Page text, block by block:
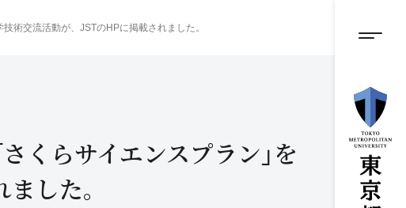
ン
ン
ツ
に
ス
キ
ッ
プ
メニ
術交流活動が、JSTのHPに掲載されました。
くらサイエンスプラン」を
した。